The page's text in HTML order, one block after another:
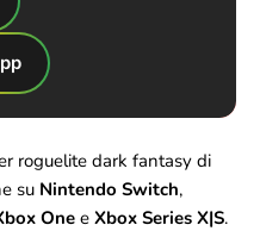
roguelite dark fantasy di
su Nintendo Switch,
One e Xbox Series X|S.